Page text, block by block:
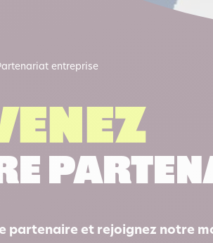
entreprise
partenaire et rejoignez notre